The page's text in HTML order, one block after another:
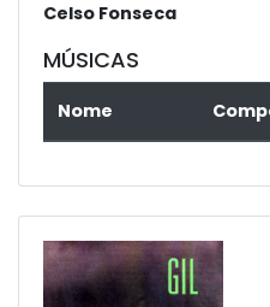
Celso Fonseca
MÚSICAS
Nome